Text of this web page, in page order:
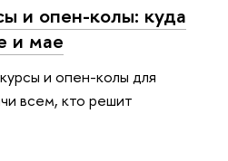
и опен-колы: куда
и мае
и опен-колы для
всем, кто решит